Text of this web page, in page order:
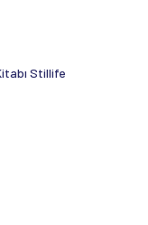
Stillife